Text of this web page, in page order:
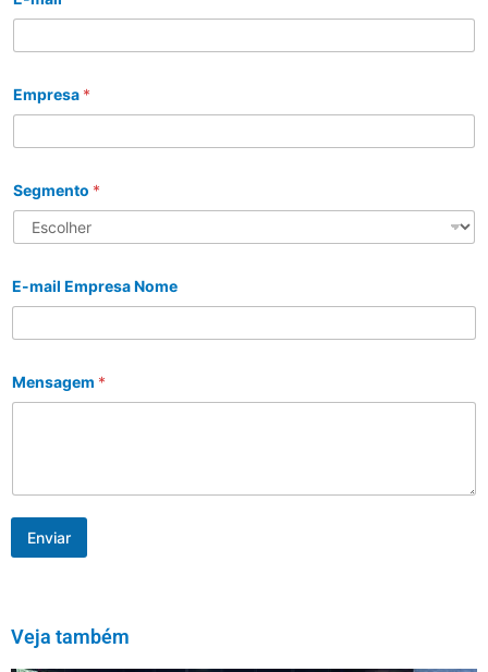
Empresa *
Segmento *
E-mail Empresa Nome
Mensagem *
Enviar
Veja também